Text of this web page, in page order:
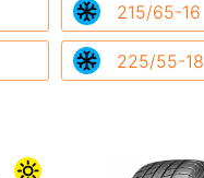
215/65-16
225/55-18